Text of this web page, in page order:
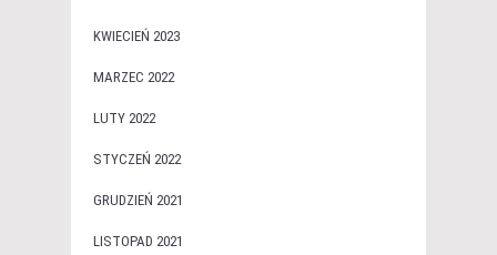
KWIECIEŃ 2023
MARZEC 2022
LUTY 2022
STYCZEŃ 2022
GRUDZIEŃ 2021
LISTOPAD 2021